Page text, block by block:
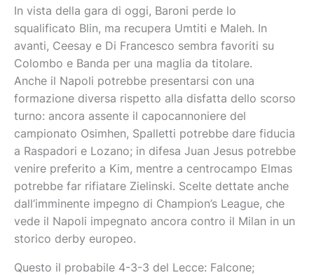
In vista della gara di oggi, Baroni perde lo
squalificato Blin, ma recupera Umtiti e Maleh. In
avanti, Ceesay e Di Francesco sembra favoriti su
Colombo e Banda per una maglia da titolare.
Anche il Napoli potrebbe presentarsi con una
formazione diversa rispetto alla disfatta dello scorso
turno: ancora assente il capocannoniere del
campionato Osimhen, Spalletti potrebbe dare fiducia
a Raspadori e Lozano; in difesa Juan Jesus potrebbe
venire preferito a Kim, mentre a centrocampo Elmas
potrebbe far rifiatare Zielinski. Scelte dettate anche
dall’imminente impegno di Champion’s League, che
vede il Napoli impegnato ancora contro il Milan in un
storico derby europeo.
Questo il probabile 4-3-3 del Lecce: Falcone;